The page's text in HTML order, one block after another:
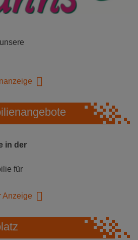
in der
für
Anzeige